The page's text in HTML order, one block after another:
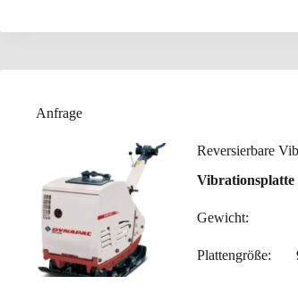
Anfrage
Reversierbare
Gewicht:
Plattengröße: